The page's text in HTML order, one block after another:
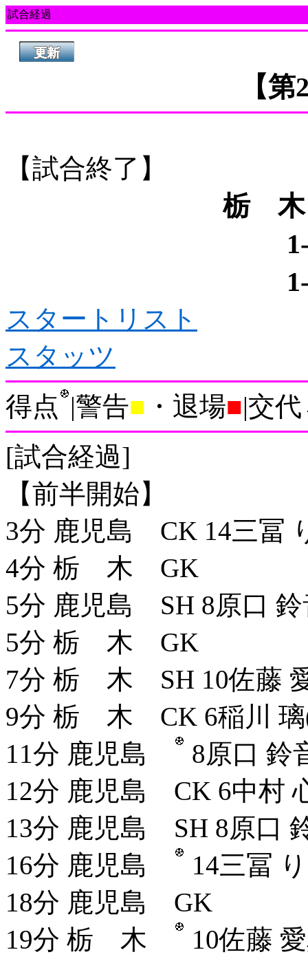
試合経過
【
【試合終了】
栃 木
スタートリスト
スタッツ
得点 |警告■ ・退場■|交
[試合経過]
【前半開始】
3分 鹿児島 CK 14三冨
4分 栃 木 GK
5分 鹿児島 SH 8原口 鈴
5分 栃 木 GK
7分 栃 木 SH 10佐藤
9分 栃 木 CK 6稲川 璃
11分 鹿児島
8原口 鈴
12分 鹿児島 CK 6中村
13分 鹿児島 SH 8原口
16分 鹿児島
14三冨
18分 鹿児島 GK
19分 栃 木
10佐藤